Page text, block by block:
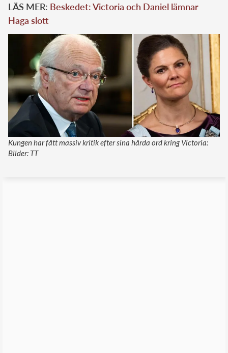
LÄS MER: Beskedet: Victoria och Daniel lämnar
Haga slott
Kungen har fått massiv kritik efter sina hårda ord kring Victoria:
Bilder: TT